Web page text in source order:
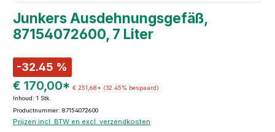
Junkers Ausdehnungsgefäß,
87154072600, 7 Liter
-32.45 %
€ 170,00* € 251,68* (32.45% bespaard)
Inhoud: 1 Stk.
Productnummer: 87154072600
Prijzen incl. BTW en excl. verzendkosten